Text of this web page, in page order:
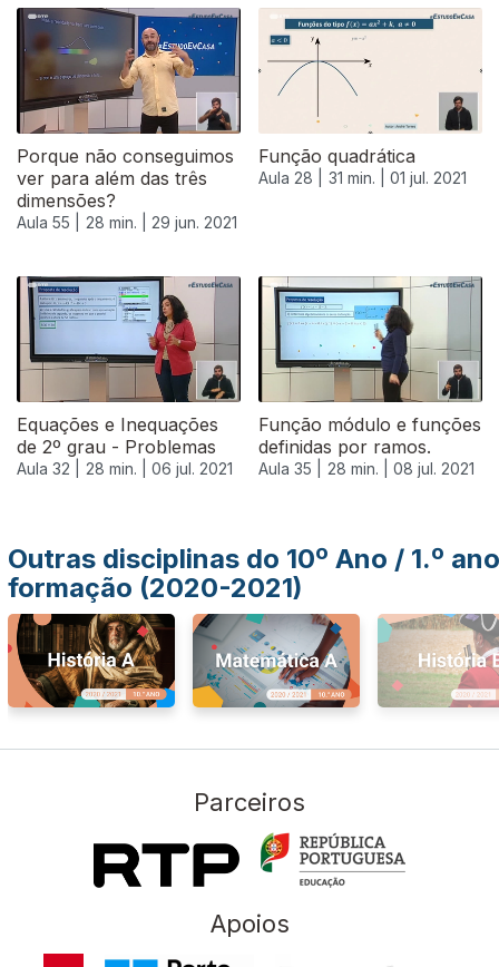
Porque não conseguimos
ver para além das três
dimensões?
Aula 55 | 28 min. | 29 jun. 2021
Função quadrática
Aula 28 | 31 min. | 01 jul. 2021
Equações e Inequações
de 2º grau - Problemas
Aula 32 | 28 min. | 06 jul. 2021
Função módulo e funções
definidas por ramos.
Aula 35 | 28 min. | 08 jul. 2021
556084
Outras disciplinas do 10º Ano / 1.º ano
formação (2020-2021)
Parceiros
Apoios